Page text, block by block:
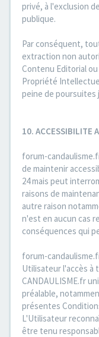
privé, à l'exclusion
publique.
Par conséquent,
extraction non
Contenu Editorial
Propriété
peine de poursuites
10. ACCESSIBILITE
forum-
de maintenir
24 mais peut
raisons de
autre raison
n'est en aucun cas
conséquences qui
forum-
Utilisateur l'accès à
CANDAULISME.fr
préalable,
présentes
L'Utilisateur
être tenu